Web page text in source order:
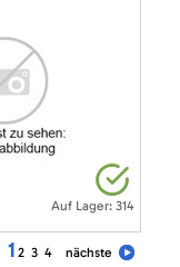
Auf Lager: 314
1 2 3 4 nächste